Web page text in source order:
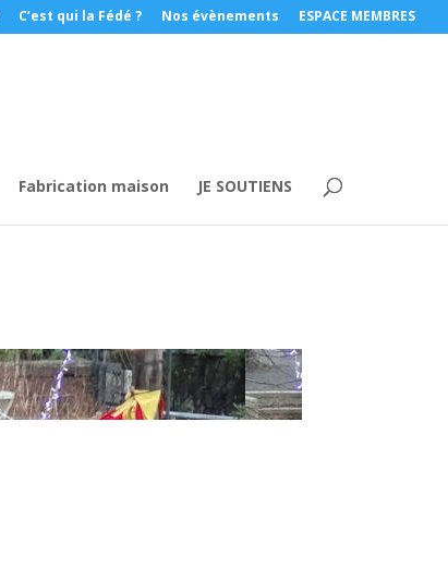
C’est qui la Fédé ? Nos évènements ESPACE MEMBRES
Fabrication maison JE SOUTIENS